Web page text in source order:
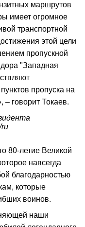
маршрутов
имеет огромное
транспортной
этой цели
пропускной
"Западная
пропуска на
– говорит Токаев.
ru
80-летие Великой
навсегда
благодарностью
которые
воинов.
наши